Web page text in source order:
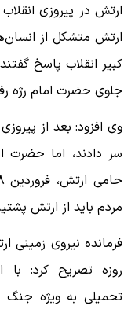
ارتش در پیروزی
ارتش متشکل از
کبیر انقلاب پاسخ
جلوی حضرت امام رژه
وی افزود: بعد از
سر دادند، اما حضرت
مردم باید از ارتش
روزه تصریح کرد: